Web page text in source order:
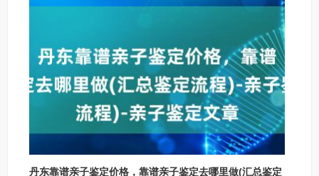
元左右，适用于法律诉讼或户籍办理等正式场合；无创胎
保孕期检测安全。此外，特殊样本（如烟蒂、口香糖等）
或加急服务可能产生额外费用。选择正规鉴定机构时，需
确认其是否具备CMA/CNAS资质，以确保检测结果的准确
性和费用的透明
丹东靠谱亲子鉴定价格，靠谱亲子鉴定去哪里做(汇总鉴定